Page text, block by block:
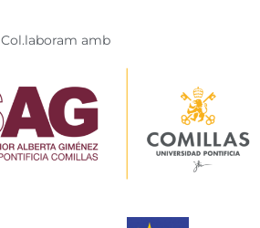
Col.laboram amb